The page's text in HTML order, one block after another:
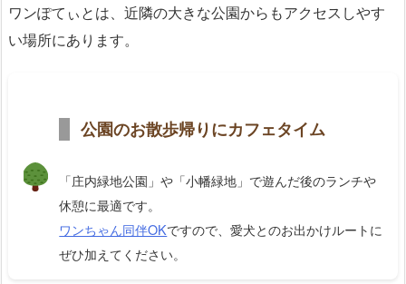
ワンぽてぃとは、近隣の大きな公園からもアクセスしやす
い場所にあります。
公園のお散歩帰りにカフェタイム
「庄内緑地公園」や「小幡緑地」で遊んだ後のランチや
休憩に最適です。
ワンちゃん同伴OKですので、愛犬とのお出かけルートに
ぜひ加えてください。